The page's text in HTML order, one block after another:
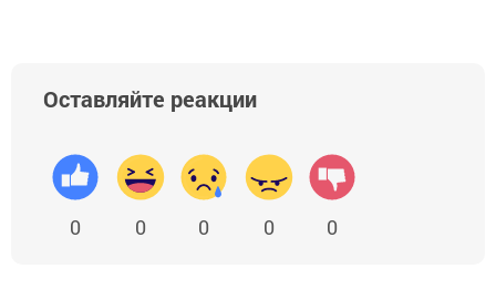
Оставляйте реакции
0 0 0 0 0